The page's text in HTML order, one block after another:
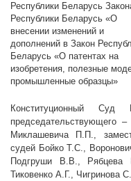
Республики Беларусь
Республики Беларусь «О
внесении изменений и
дополнений в Закон
Беларусь «О патентах на
изобретения, полезные
промышленные образцы»
Конституционный Суд
председательствующего
Миклашевича П.П.,
судей Бойко Т.С.,
Подгруши
В.В., Рябцева
Тиковенко А.Г., Чигринова